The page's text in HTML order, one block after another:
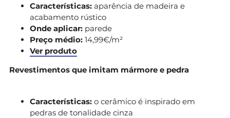
Características: aparência de madeira e
acabamento rústico
Onde aplicar: parede
Preço médio: 14,99€/m²
Ver produto
Revestimentos que imitam mármore e pedra
Características: o cerâmico é inspirado em
pedras de tonalidade cinza